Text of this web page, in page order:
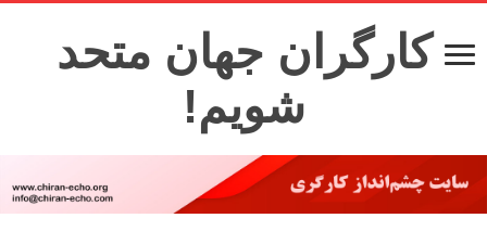
کارگران جهان متحد
شویم!